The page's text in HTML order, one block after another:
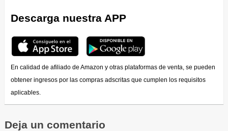
Descarga nuestra APP
En calidad de afiliado de Amazon y otras plataformas de venta, se pueden
obtener ingresos por las compras adscritas que cumplen los requisitos
aplicables.
Deja un comentario